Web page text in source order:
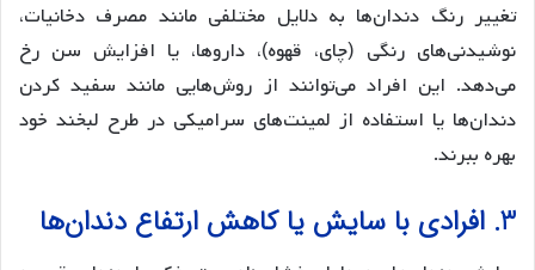
تغییر رنگ دندان‌ها به دلایل مختلفی مانند مصرف دخانیات،
نوشیدنی‌های رنگی (چای، قهوه)، داروها، یا افزایش سن رخ
می‌دهد. این افراد می‌توانند از روش‌هایی مانند سفید کردن
دندان‌ها یا استفاده از لمینت‌های سرامیکی در طرح لبخند خود
بهره ببرند.
3. افرادی با سایش یا کاهش ارتفاع دندان‌ها